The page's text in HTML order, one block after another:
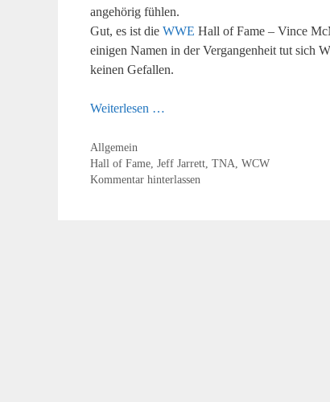
angehörig fühlen.
Gut, es ist die WWE Hall of Fame – Vince
einigen Namen in der Vergangenheit tut sich
keinen Gefallen.
Weiterlesen …
Kategorien
Allgemein
Schlagwörter
Hall of Fame Jeff Jarrett TNA WCW
Kommentar hinterlassen